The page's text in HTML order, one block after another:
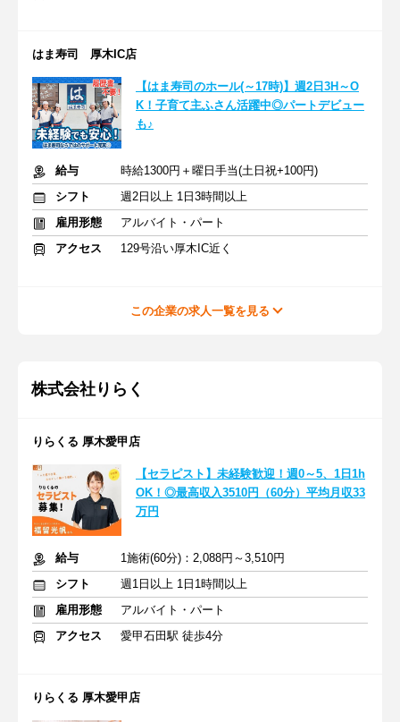
はま寿司 厚木IC店
【はま寿司のホール(～17時)】週2日3H～O
K！子育て主ふさん活躍中◎パートデビュー
も♪
給与
時給1300円＋曜日手当(土日祝+100円)
シフト
週2日以上 1日3時間以上
雇用形態
アルバイト・パート
アクセス
129号沿い厚木IC近く
この企業の求人一覧を見る
株式会社りらく
りらくる 厚木愛甲店
【セラピスト】未経験歓迎！週0～5、1日1h
OK！◎最高収入3510円（60分）平均月収33
万円
給与
1施術(60分)：2,088円～3,510円
シフト
週1日以上 1日1時間以上
雇用形態
アルバイト・パート
アクセス
愛甲石田駅 徒歩4分
りらくる 厚木愛甲店